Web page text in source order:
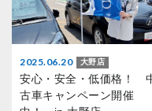
2025.06.20 大野店
安心・安全・低価格！
古車キャンペーン開催